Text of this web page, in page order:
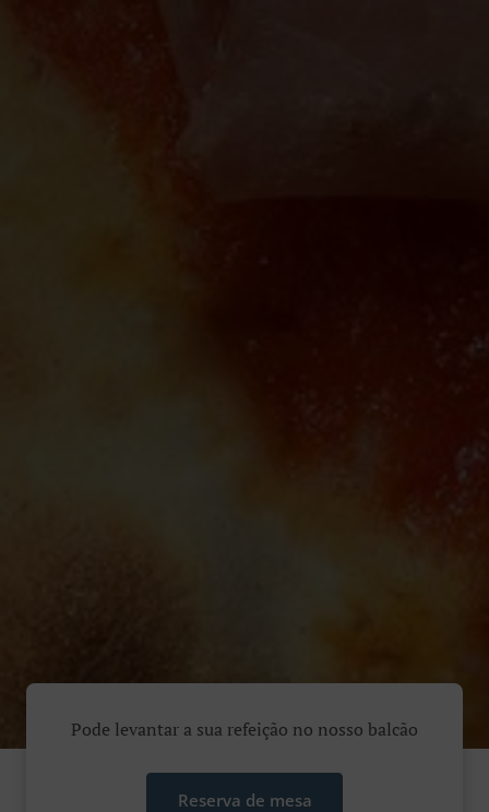
Pode levantar a sua refeição no nosso balcão
Reserva de mesa